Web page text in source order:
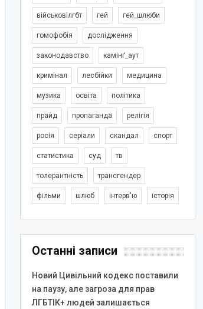
військовілгбт гей гей_шлюби
гомофобія дослідження
законодавство камінґ_аут
кримінал лесбійки медицина
музика освіта політика
прайд пропаганда релігія
росія серіали скандал спорт
статистика суд тв
толерантність трансгендер
фільми шлюб інтерв'ю історія
Останні записи
Новий Цивільний кодекс поставили
на паузу, але загроза для прав
ЛГБТІК+ людей залишається